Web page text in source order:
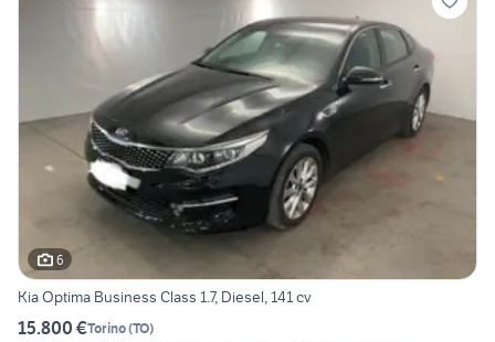
6
Kia Optima Business Class 1.7, Diesel, 141 cv
15.800 €Torino(TO)